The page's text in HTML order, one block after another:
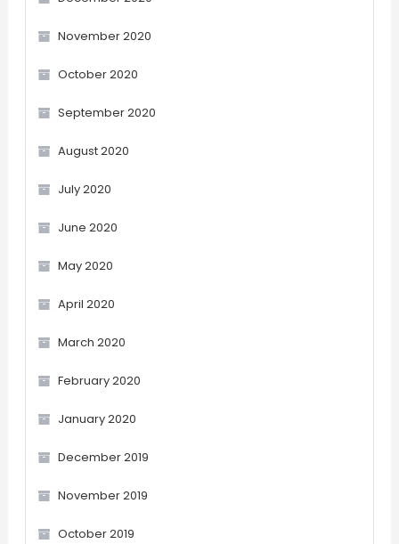
November 2020
October 2020
September 2020
August 2020
July 2020
June 2020
May 2020
April 2020
March 2020
February 2020
January 2020
December 2019
November 2019
October 2019